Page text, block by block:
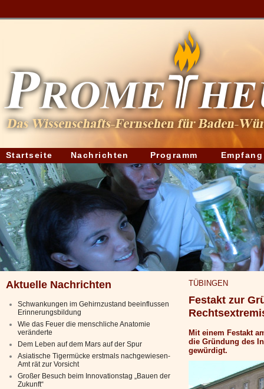
Startseite Nachrichten Programm Empfang
Aktuelle Nachrichten
Schwankungen im Gehirnzustand beeinflussen
Erinnerungsbildung
Wie das Feuer die menschliche Anatomie
veränderte
Dem Leben auf dem Mars auf der Spur
Asiatische Tigermücke erstmals nachgewiesen-
Amt rät zur Vorsicht
Großer Besuch beim Innovationstag „Bauen der
Zukunft“
TÜBINGEN
Festakt zur
Mit einem Festakt
die Gründung des
gewürdigt.